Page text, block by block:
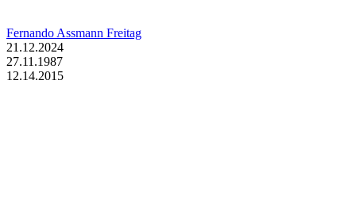
Fernando Assmann Freitag
21.12.2024
27.11.1987
12.14.2015